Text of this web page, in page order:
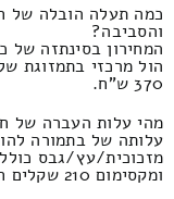
כמה תעלה הובלה של
והסביבה?
המחירון בסינתזה של
370 ש"ח.
מהי עלות העברה של
עלותה של בתמורה
ומקסימום 210 שקלים חדשים.